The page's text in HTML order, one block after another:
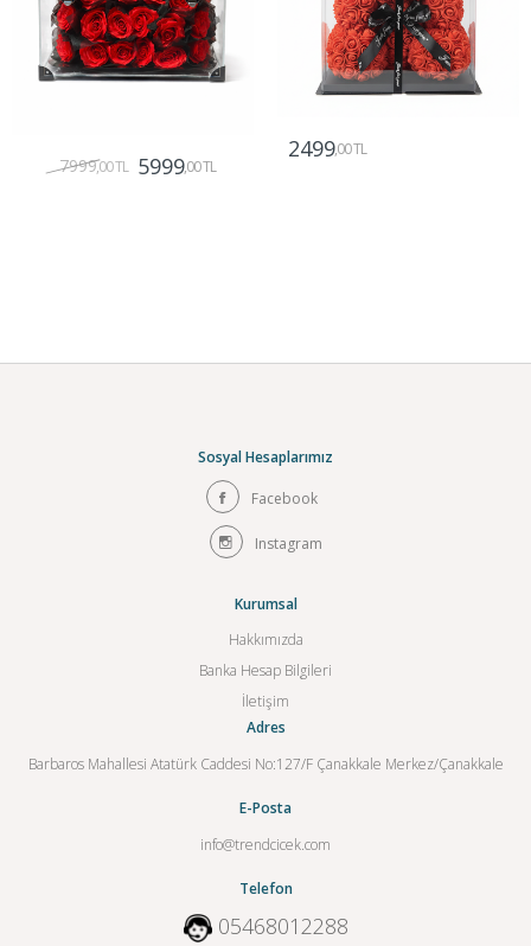
7999,00 TL 5999,00 TL
2499,00 TL
Sosyal Hesaplarımız
Facebook
Instagram
Kurumsal
Hakkımızda
Banka Hesap Bilgileri
İletişim
Adres
Barbaros Mahallesi Atatürk Caddesi No:127/F Çanakkale Merkez/Çanakkale
E-Posta
info@trendcicek.com
Telefon
05468012288